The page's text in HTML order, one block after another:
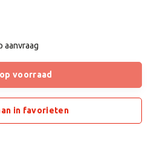
aanvraag
voorraad
in favorieten